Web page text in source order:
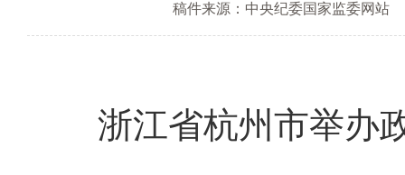
稿件来源：中央纪委国家监委网站
浙江省杭州市举办政